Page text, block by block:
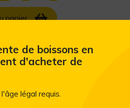
panier
avec 8 plantes: Baies de
graines de Coriandre,
ce fait Bombay Dry gin se
de boissons en
d'acheter de
légal requis.